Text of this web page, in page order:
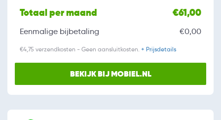
Totaal per maand €61,00
Eenmalige bijbetaling €0,00
€4,75 verzendkosten - Geen aansluitkosten. + Prijsdetails
BEKIJK BIJ MOBIEL.NL